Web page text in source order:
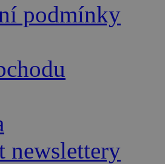
podmínky
newslettery